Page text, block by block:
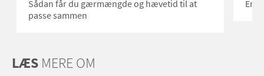
Sådan får du gærmængde og hævetid til at
passe sammen
Er
LÆS MERE OM